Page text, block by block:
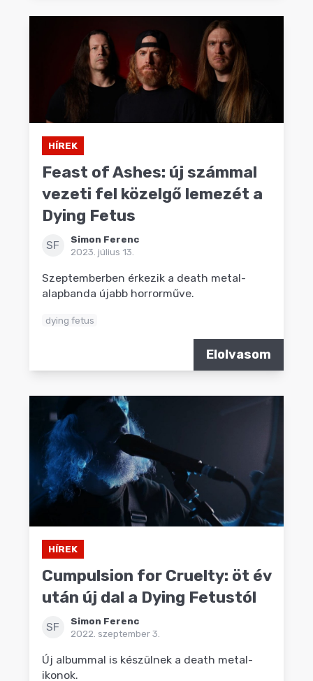
HÍREK
Feast of Ashes: új számmal
vezeti fel közelgő lemezét a
Dying Fetus
SF
Simon Ferenc
2023. július 13.
Szeptemberben érkezik a death metal-
alapbanda újabb horrorműve.
dying fetus
Elolvasom
HÍREK
Cumpulsion for Cruelty: öt év
után új dal a Dying Fetustól
SF
Simon Ferenc
2022. szeptember 3.
Új albummal is készülnek a death metal-
ikonok.